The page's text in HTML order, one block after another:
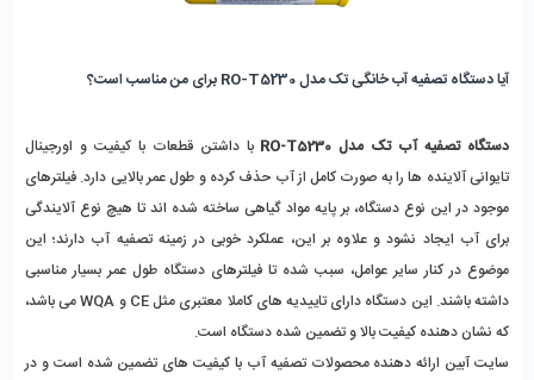
آیا دستگاه تصفیه آب خانگی تک مدل RO-T5230 برای من مناسب است؟
دستگاه تصفیه آب تک مدل RO-T5230
با داشتن قطعات با کیفیت و اورجینال
تایوانی آلاینده ها را به صورت کامل از آب حذف کرده و طول عمر بالایی دارد. فیلترهای
موجود در این نوع دستگاه، بر پایه مواد گیاهی ساخته شده اند تا هیچ نوع آلایندگی
برای آب ایجاد نشود و علاوه بر این، عملکرد خوبی در زمینه تصفیه آب دارند؛ این
موضوع در کنار سایر عوامل، سبب شده تا فیلترهای دستگاه طول عمر بسیار مناسبی
داشته باشند. این دستگاه دارای تاییدیه های کاملا معتبری مثل CE و WQA می باشد،
که نشان دهنده کیفیت بالا و تضمین شده دستگاه است.
سایت آبین ارائه دهنده محصولات تصفیه آب با کیفیت های تضمین شده است و در